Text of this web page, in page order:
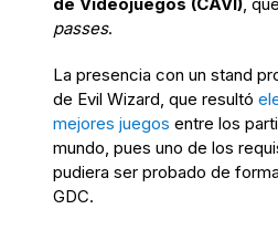
passes.
La presencia con un stand
de Evil Wizard, que resultó
mejores juegos entre los
mundo, pues uno de los
pudiera ser probado de
GDC.